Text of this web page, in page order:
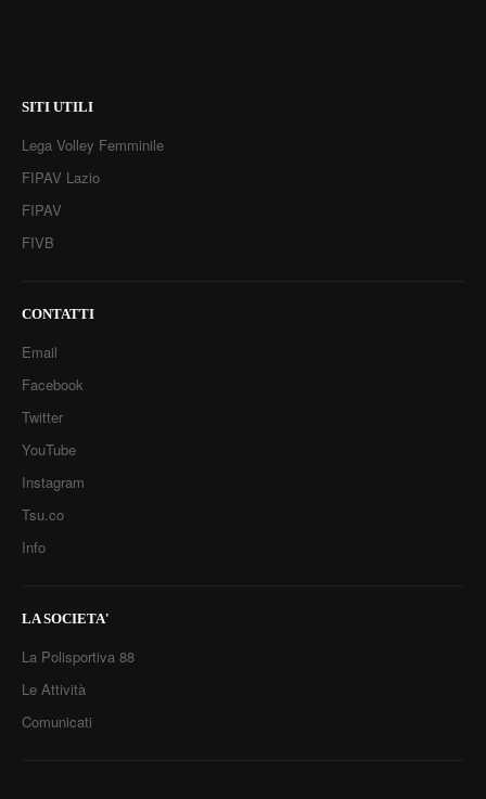
SITI UTILI
Lega Volley Femminile
FIPAV Lazio
FIPAV
FIVB
CONTATTI
Email
Facebook
Twitter
YouTube
Instagram
Tsu.co
Info
LA SOCIETA'
La Polisportiva 88
Le Attività
Comunicati